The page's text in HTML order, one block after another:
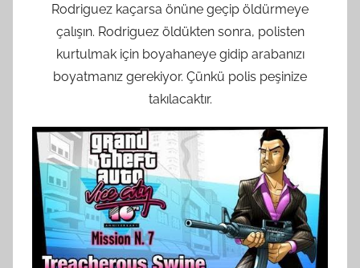
Rodriguez kaçarsa önüne geçip öldürmeye
çalışın. Rodriguez öldükten sonra, polisten
kurtulmak için boyahaneye gidip arabanızı
boyatmanız gerekiyor. Çünkü polis peşinize
takılacaktır.